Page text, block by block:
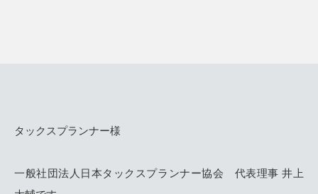
タックスプランナー様
一般社団法人日本タックスプランナー協会 代表理事 井上